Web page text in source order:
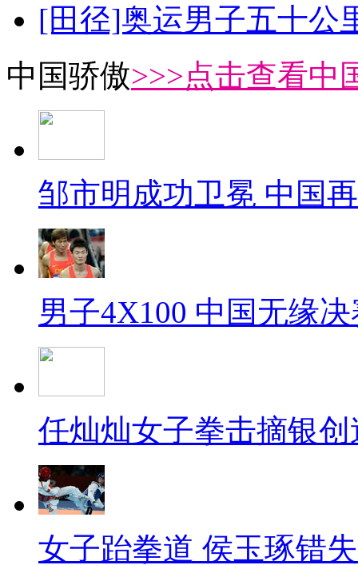
[田径]奥运男子五十公
中国骄傲>>>点击查看中
邹市明成功卫冕 中国
男子4X100 中国无缘
任灿灿女子拳击摘银
女子跆拳道 侯玉琢错